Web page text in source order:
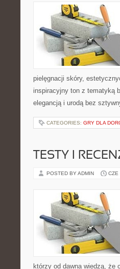
pielęgnacji skóry,
inspiracyjny ton z tematyką
elegancją i urodą bez
CATEGORIES: GRY DLA
TESTY I
POSTED BY ADMIN CZE
którzy od dawna wiedzą, że